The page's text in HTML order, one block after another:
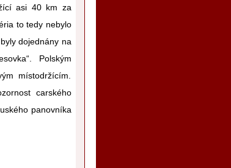
asi 40 km za
to tedy nebylo
byly dojednány na
Polským
místodržícím.
carského
panovníka